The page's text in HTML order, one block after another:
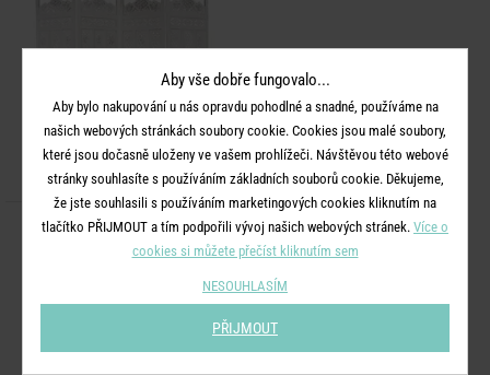
ESTELLA
Paraván
Aby vše dobře fungovalo...
Aby bylo nakupování u nás opravdu pohodlné a snadné, používáme na
našich webových stránkách soubory cookie. Cookies jsou malé soubory,
které jsou dočasně uloženy ve vašem prohlížeči. Návštěvou této webové
stránky souhlasíte s používáním základních souborů cookie. Děkujeme,
že jste souhlasili s používáním marketingových cookies kliknutím na
tlačítko PŘIJMOUT a tím podpořili vývoj našich webových stránek. Více o
cookies si můžete přečíst kliknutím sem
NESOUHLASÍM
PŘIJMOUT